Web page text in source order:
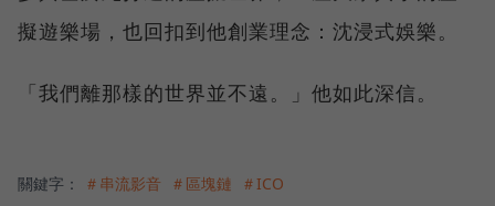
擬遊樂場，也回扣到他創業理念：沈浸式娛樂。
「我們離那樣的世界並不遠。」他如此深信。
關鍵字： ＃串流影音 ＃區塊鏈 ＃ICO